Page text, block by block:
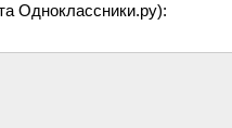
Одноклассники.ру):